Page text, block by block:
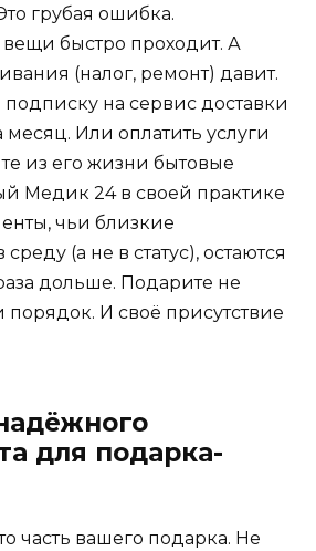
грубая ошибка.
вещи быстро проходит. А
(налог, ремонт) давит.
на сервис доставки
Или оплатить услуги
из его жизни бытовые
Медик 24 в своей практике
чьи близкие
(а не в статус), остаются
дольше. Подарите не
И своё присутствие
для подарка-
часть вашего подарка. Не